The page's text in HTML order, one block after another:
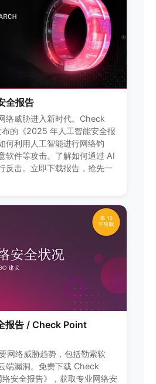
全报告
络威胁进入新时代。Check
的《2025 年人工智能安全报
何利用人工智能进行网络钓
软件等攻击。了解如何通过 AI
反击。立即下载报告，抢先一
报告 / Check Point
网络威胁趋势，包括勒索软
端漏洞。免费下载 Check
安全报告》，获取专业网络安